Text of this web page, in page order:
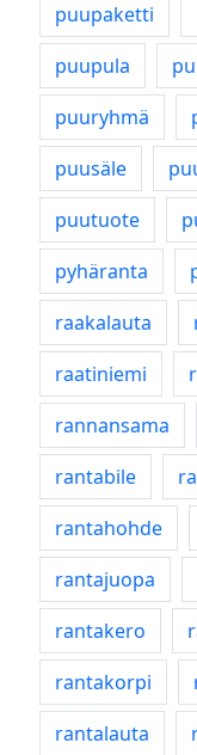
puupaketti
puupula
puuryhmä
puusäle
puutuote
pyhäranta
raakalauta
raatiniemi
rannansama
rantabile
rantahohde
rantajuopa
rantakero
rantakorpi
rantalauta